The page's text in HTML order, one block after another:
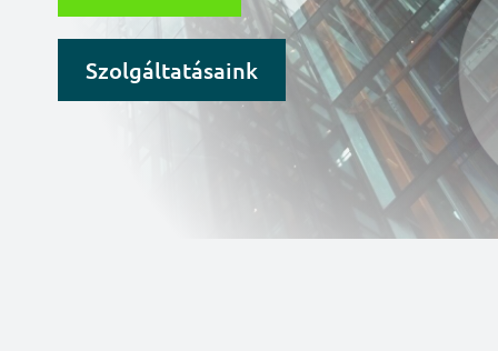
Szolgáltatásaink